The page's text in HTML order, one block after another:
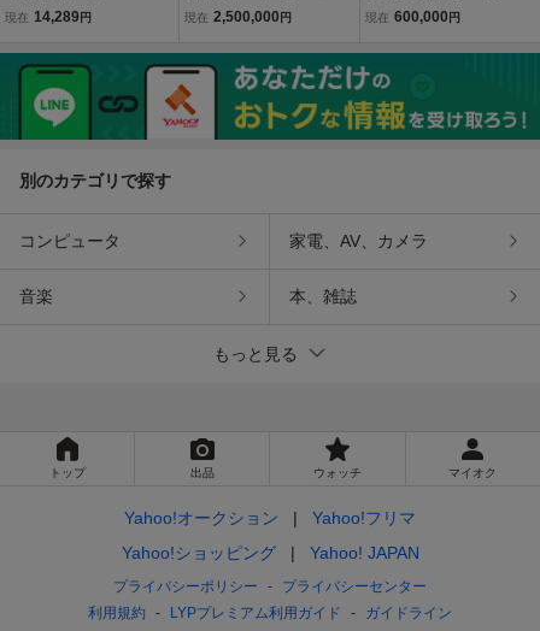
スズキ 純正 MH21S ワゴ
バンパー ロアグリル フォ
グライト付き カラー Z7T
現在 14,289円
ナ 1600GL 新車ワンオ
車庫保管 投資物件 博
物館級
現在 2,500,000 円
ピードアクセラ
現在 600,000 円
別のカテゴリで探す
コンピュータ 家電、AV、カメラ
音楽 本、雑誌
もっと見る
トップ 出品 ウォッチ マイオク
Yahoo!オークション
Yahoo!フリマ
Yahoo!ショッピング
Yahoo! JAPAN
プライバシーポリシー
プライバシーセンター
利用規約
LYPプレミアム利用ガイド
ガイドライン